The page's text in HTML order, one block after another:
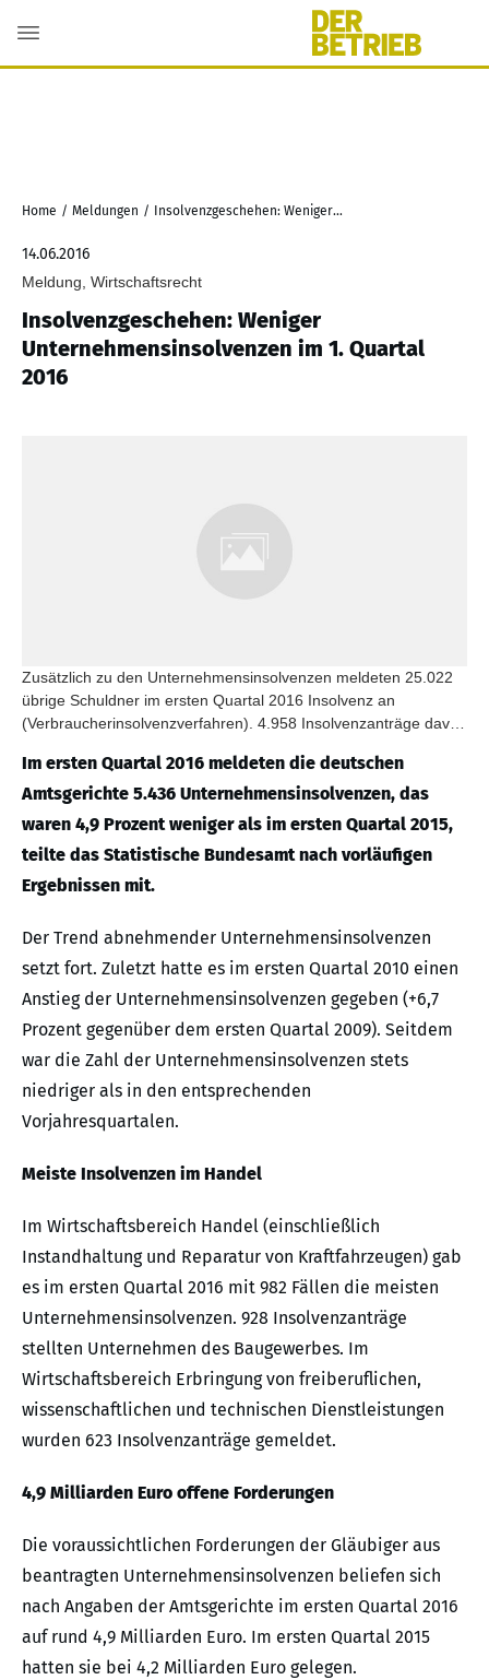
Home / Meldungen / Insolvenzgeschehen: Weniger Unternehmensinsolvenzen im 1. Quartal 2016
14.06.2016
Meldung, Wirtschaftsrecht
Insolvenzgeschehen: Weniger
Unternehmensinsolvenzen im 1. Quartal
2016
Zusätzlich zu den Unternehmensinsolvenzen meldeten 25.022
übrige Schuldner im ersten Quartal 2016 Insolvenz an
(Verbraucherinsolvenzverfahren). 4.958 Insolvenzanträge davon
Im ersten Quartal 2016 meldeten die deutschen
Amtsgerichte 5.436 Unternehmensinsolvenzen, das
waren 4,9 Prozent weniger als im ersten Quartal 2015,
teilte das Statistische Bundesamt nach vorläufigen
Ergebnissen mit.
Der Trend abnehmender Unternehmensinsolvenzen
setzt fort. Zuletzt hatte es im ersten Quartal 2010 einen
Anstieg der Unternehmensinsolvenzen gegeben (+6,7
Prozent gegenüber dem ersten Quartal 2009). Seitdem
war die Zahl der Unternehmensinsolvenzen stets
niedriger als in den entsprechenden
Vorjahresquartalen.
Meiste Insolvenzen im Handel
Im Wirtschaftsbereich Handel (einschließlich
Instandhaltung und Reparatur von Kraftfahrzeugen) gab
es im ersten Quartal 2016 mit 982 Fällen die meisten
Unternehmensinsolvenzen. 928 Insolvenzanträge
stellten Unternehmen des Baugewerbes. Im
Wirtschaftsbereich Erbringung von freiberuflichen,
wissenschaftlichen und technischen Dienstleistungen
wurden 623 Insolvenzanträge gemeldet.
4,9 Milliarden Euro offene Forderungen
Die voraussichtlichen Forderungen der Gläubiger aus
beantragten Unternehmensinsolvenzen beliefen sich
nach Angaben der Amtsgerichte im ersten Quartal 2016
auf rund 4,9 Milliarden Euro. Im ersten Quartal 2015
hatten sie bei 4,2 Milliarden Euro gelegen.